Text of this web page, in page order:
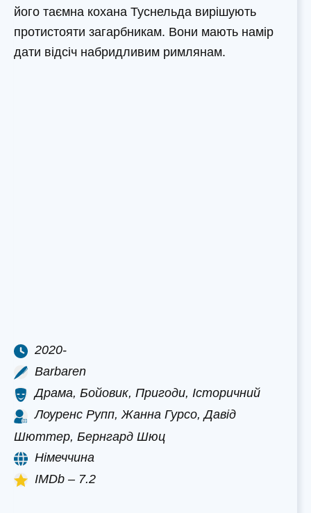
його таємна кохана Туснельда вирішують
протистояти загарбникам. Вони мають намір
дати відсіч набридливим римлянам.
2020-
Barbaren
Драма, Бойовик, Пригоди, Історичний
Лоуренс Рупп, Жанна Гурсо, Давід
Шюттер, Бернгард Шюц
Німеччина
IMDb – 7.2